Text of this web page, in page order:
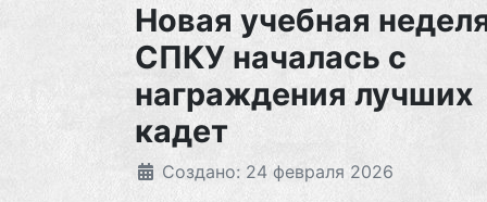
Новая учебная
СПКУ началась с
награждения лучших
кадет
Создано: 24 февраля 2026